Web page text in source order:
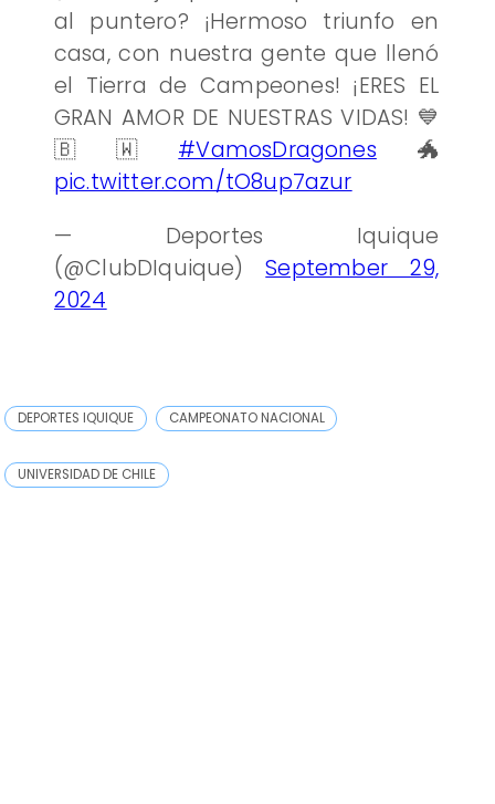
al puntero? ¡Hermoso triunfo en
casa, con nuestra gente que llenó
el Tierra de Campeones! ¡ERES EL
GRAN AMOR DE NUESTRAS VIDAS! 💙
🇧🇼 #VamosDragones 🐲
pic.twitter.com/tO8up7azur
— Deportes Iquique
(@ClubDIquique)September 29,
2024
DEPORTES IQUIQUE CAMPEONATO NACIONAL
UNIVERSIDAD DE CHILE